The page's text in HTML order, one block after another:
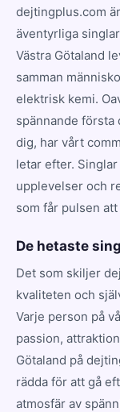
dejtingplus.com
äventyrliga
Västra Götaland
samman
elektrisk kemi.
spännande
dig, har vårt
letar efter.
upplevelser och
som får pulsen att
De hetaste
Det som skiljer
kvaliteten och
Varje person på
passion,
Götaland på
rädda för att gå
atmosfär av